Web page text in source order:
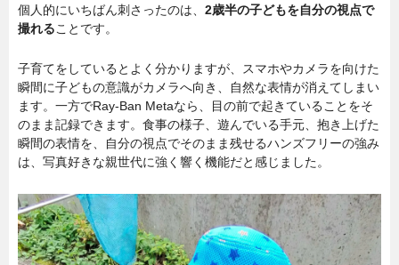
個人的にいちばん刺さったのは、 2歳半の子どもを自分の視点で
撮れることです。
子育てをしているとよく分かりますが、スマホやカメラを向けた
瞬間に子どもの意識がカメラへ向き、自然な表情が消えてしまい
ます。一方でRay-Ban Metaなら、目の前で起きていることをそ
のまま記録できます。食事の様子、遊んでいる手元、抱き上げた
瞬間の表情を、自分の視点でそのまま残せるハンズフリーの強み
は、写真好きな親世代に強く響く機能だと感じました。